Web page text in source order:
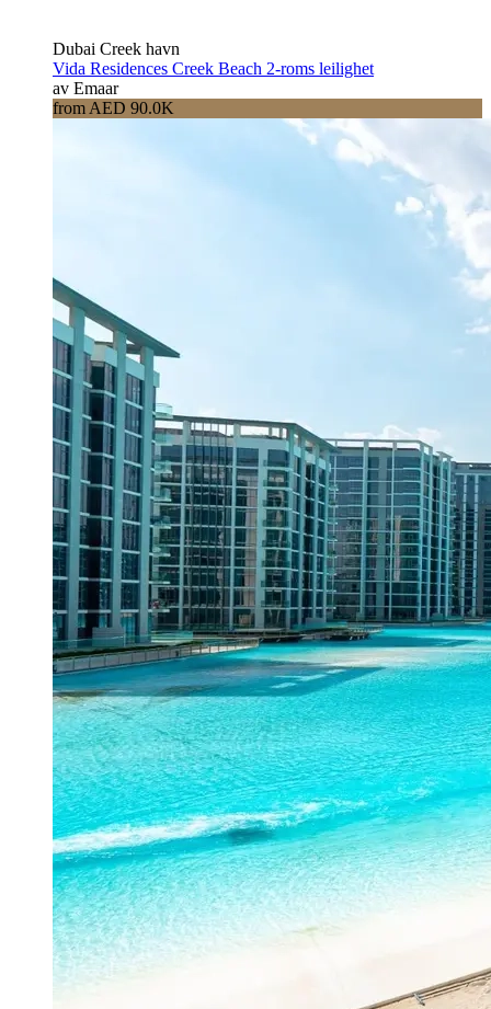
Dubai Creek havn
Vida Residences Creek Beach 2-roms leilighet
av Emaar
from AED 90.0K